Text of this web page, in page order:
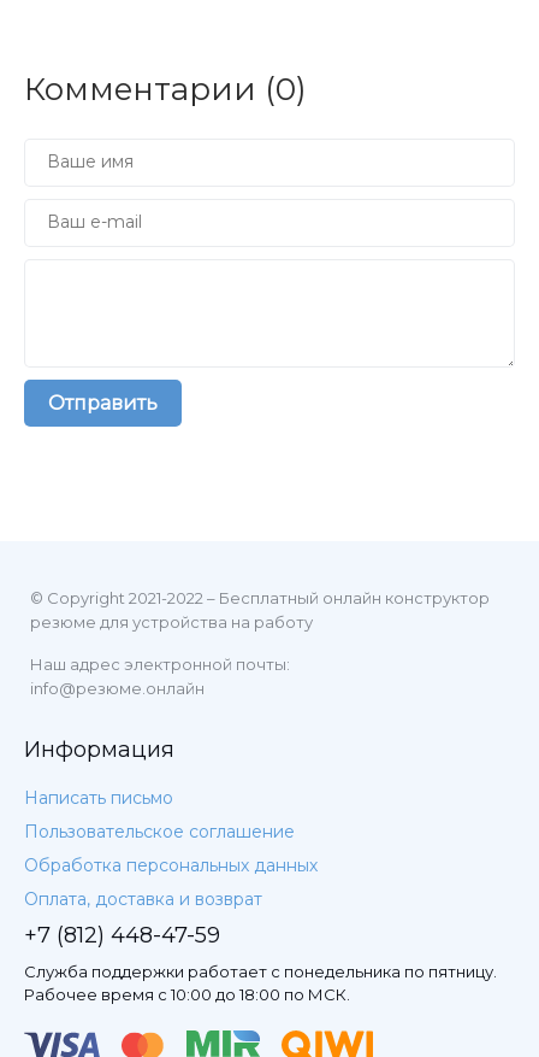
Комментарии (0)
Отправить
© Copyright 2021-2022 – Бесплатный онлайн конструктор
резюме для устройства на работу
Наш адрес электронной почты:
info@резюме.онлайн
Информация
Написать письмо
Пользовательское соглашение
Обработка персональных данных
Оплата, доставка и возврат
+7 (812) 448-47-59
Служба поддержки работает с понедельника по пятницу.
Рабочее время с 10:00 до 18:00 по МСК.